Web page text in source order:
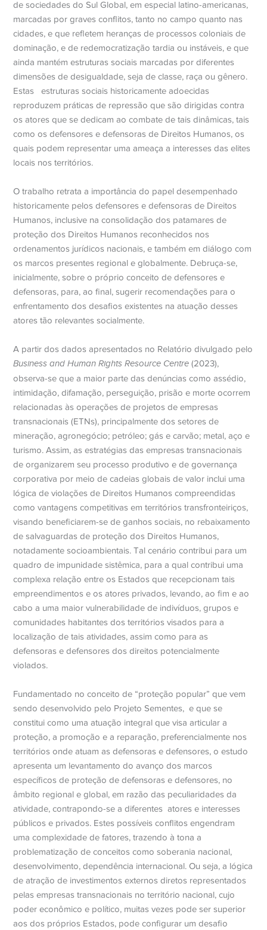
de sociedades do Sul Global, em especial latino-americanas,
marcadas por graves conflitos, tanto no campo quanto nas
cidades, e que refletem heranças de processos coloniais de
dominação, e de redemocratização tardia ou instáveis, e que
ainda mantém estruturas sociais marcadas por diferentes
dimensões de desigualdade, seja de classe, raça ou gênero.
Estas
estruturas sociais historicamente adoecidas
reproduzem práticas de repressão que são dirigidas contra
os atores que se dedicam ao combate de tais dinâmicas, tais
como os defensores e defensoras de Direitos Humanos, os
quais podem representar uma ameaça a interesses das elites
locais nos territórios.
O trabalho retrata a importância do papel desempenhado
historicamente pelos defensores e defensoras de Direitos
Humanos, inclusive na consolidação dos patamares de
proteção dos Direitos Humanos reconhecidos nos
ordenamentos jurídicos nacionais, e também em diálogo com
os marcos presentes regional e globalmente. Debruça-se,
inicialmente, sobre o próprio conceito de defensores e
defensoras, para, ao final, sugerir recomendações para o
enfrentamento dos desafios existentes na atuação desses
atores tão relevantes socialmente.
A partir dos dados apresentados no Relatório divulgado pelo
Business and Human Rights Resource Centre (2023),
observa-se que a maior parte das denúncias como assédio,
intimidação, difamação, perseguição, prisão e morte ocorrem
relacionadas às operações de projetos de empresas
transnacionais (ETNs), principalmente dos setores de
mineração, agronegócio; petróleo; gás e carvão; metal, aço e
turismo. Assim, as estratégias das empresas transnacionais
de organizarem seu processo produtivo e de governança
corporativa por meio de cadeias globais de valor inclui uma
lógica de violações de Direitos Humanos compreendidas
como vantagens competitivas em territórios transfronteiriços,
visando beneficiarem-se de ganhos sociais, no rebaixamento
de salvaguardas de proteção dos Direitos Humanos,
notadamente socioambientais. Tal cenário contribui para um
quadro de impunidade sistêmica, para a qual contribui uma
complexa relação entre os Estados que recepcionam tais
empreendimentos e os atores privados, levando, ao fim e ao
cabo a uma maior vulnerabilidade de indivíduos, grupos e
comunidades habitantes dos territórios visados para a
localização de tais atividades, assim como para as
defensoras e defensores dos direitos potencialmente
violados.
Fundamentado no conceito de “proteção popular” que vem
sendo desenvolvido pelo Projeto Sementes, e que se
constitui como uma atuação integral que visa articular a
proteção, a promoção e a reparação, preferencialmente nos
territórios onde atuam as defensoras e defensores, o estudo
apresenta um levantamento do avanço dos marcos
específicos de proteção de defensoras e defensores, no
âmbito regional e global, em razão das peculiaridades da
atividade, contrapondo-se a diferentes atores e interesses
públicos e privados. Estes possíveis conflitos engendram
uma complexidade de fatores, trazendo à tona a
problematização de conceitos como soberania nacional,
desenvolvimento, dependência internacional. Ou seja, a lógica
de atração de investimentos externos diretos representados
pelas empresas transnacionais no território nacional, cujo
poder econômico e político, muitas vezes pode ser superior
aos dos próprios Estados, pode configurar um desafio